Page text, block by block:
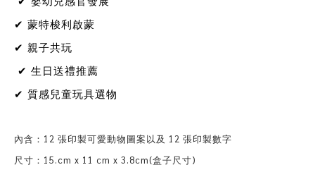
✔ 蒙特梭利啟蒙
✔ 親子共玩
✔ 生日送禮推薦
✔ 質感兒童玩具選物
內含：12 張印製可愛動物圖案以及 12 張印製數字
尺寸：15.cm x 11 cm x 3.8cm(盒子尺寸)